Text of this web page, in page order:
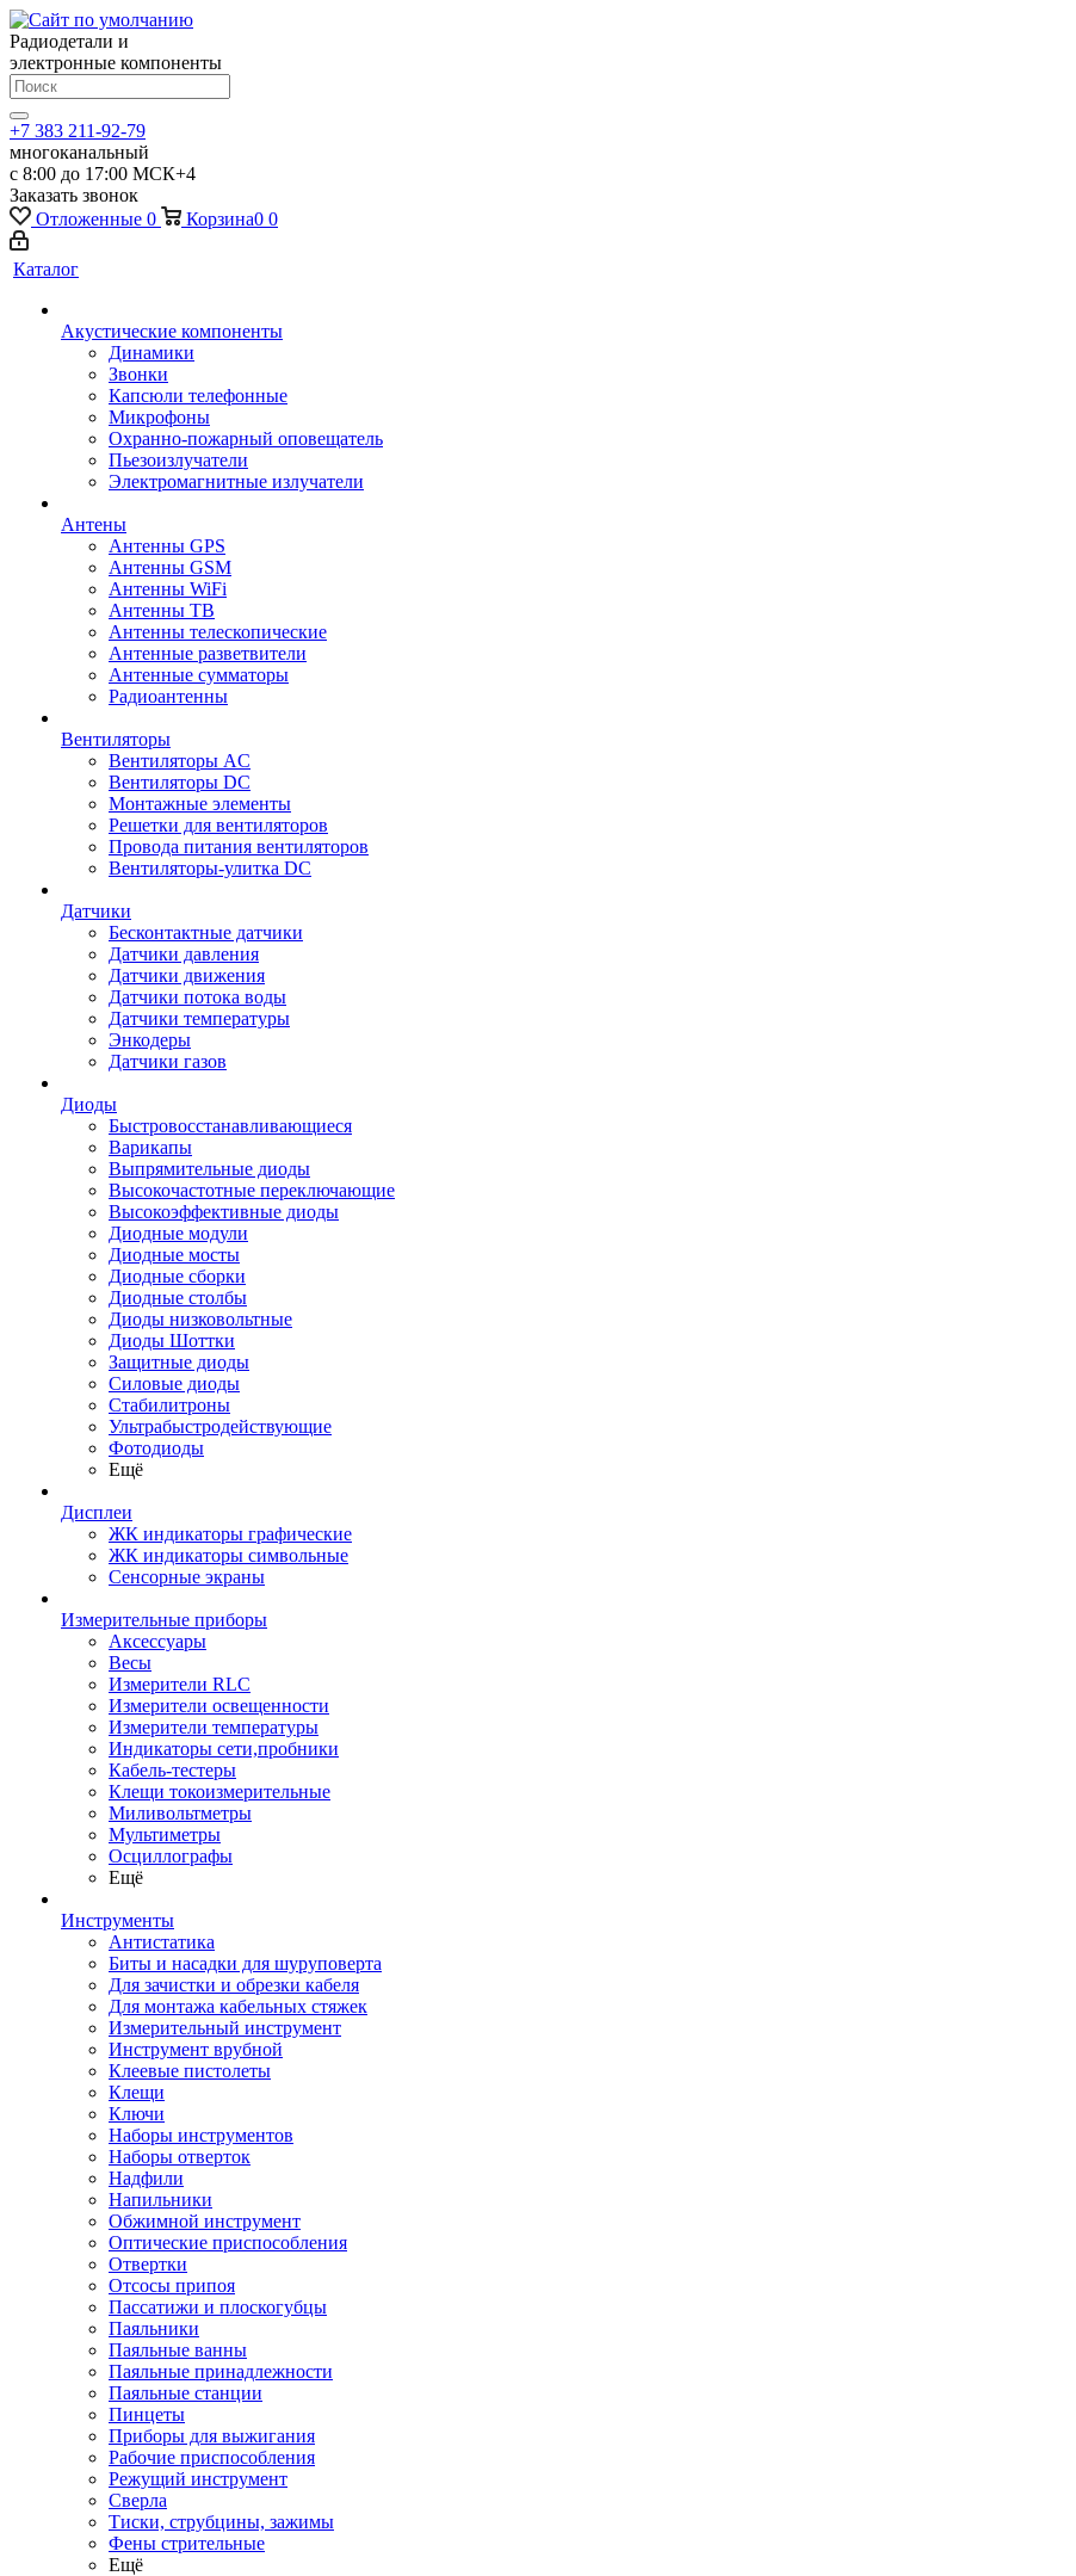
Радиодетали и
электронные компоненты
+7 383 211-92-79
многоканальный
с 8:00 до 17:00 МСК+4
Заказать звонок
Отложенные 0 Корзина0 0
Каталог
Акустические компоненты
Динамики
Звонки
Капсюли телефонные
Микрофоны
Охранно-пожарный оповещатель
Пьезоизлучатели
Электромагнитные излучатели
Антены
Антенны GPS
Антенны GSM
Антенны WiFi
Антенны ТВ
Антенны телескопические
Антенные разветвители
Антенные сумматоры
Радиоантенны
Вентиляторы
Вентиляторы AC
Вентиляторы DC
Монтажные элементы
Решетки для вентиляторов
Провода питания вентиляторов
Вентиляторы-улитка DC
Датчики
Бесконтактные датчики
Датчики давления
Датчики движения
Датчики потока воды
Датчики температуры
Энкодеры
Датчики газов
Диоды
Быстровосстанавливающиеся
Варикапы
Выпрямительные диоды
Высокочастотные переключающие
Высокоэффективные диоды
Диодные модули
Диодные мосты
Диодные сборки
Диодные столбы
Диоды низковольтные
Диоды Шоттки
Защитные диоды
Силовые диоды
Стабилитроны
Ультрабыстродействующие
Фотодиоды
Ещё
Дисплеи
ЖК индикаторы графические
ЖК индикаторы символьные
Сенсорные экраны
Измерительные приборы
Аксессуары
Весы
Измерители RLC
Измерители освещенности
Измерители температуры
Индикаторы сети,пробники
Кабель-тестеры
Клещи токоизмерительные
Миливольтметры
Мультиметры
Осциллографы
Ещё
Инструменты
Антистатика
Биты и насадки для шуруповерта
Для зачистки и обрезки кабеля
Для монтажа кабельных стяжек
Измерительный инструмент
Инструмент врубной
Клеевые пистолеты
Клещи
Ключи
Наборы инструментов
Наборы отверток
Надфили
Напильники
Обжимной инструмент
Оптические приспособления
Отвертки
Отсосы припоя
Пассатижи и плоскогубцы
Паяльники
Паяльные ванны
Паяльные принадлежности
Паяльные станции
Пинцеты
Приборы для выжигания
Рабочие приспособления
Режущий инструмент
Сверла
Тиски, струбцины, зажимы
Фены стрительные
Ещё